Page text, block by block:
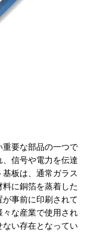
要な部品の一つで
信号や電力を伝達
板は、通常ガラス
に銅箔を蒸着した
事前に印刷されて
な産業で使用され
い存在となってい